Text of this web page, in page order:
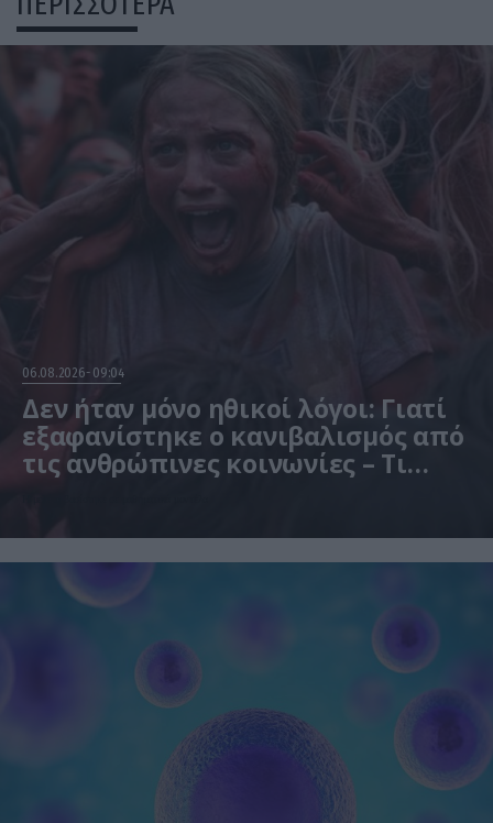
06.08.2026 09:04
Δεν ήταν μόνο ηθικοί λόγοι: Γιατί
εξαφανίστηκε ο κανιβαλισμός από
τις ανθρώπινες κοινωνίες – Τι